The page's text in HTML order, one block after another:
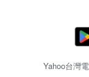
Yahoo台灣